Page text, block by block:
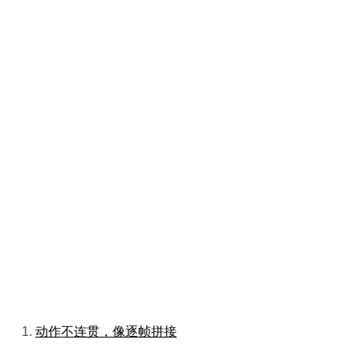
动作不连贯，像逐帧拼接